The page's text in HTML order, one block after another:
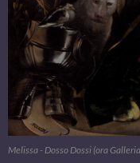
Melissa - Dosso Dossi (ora